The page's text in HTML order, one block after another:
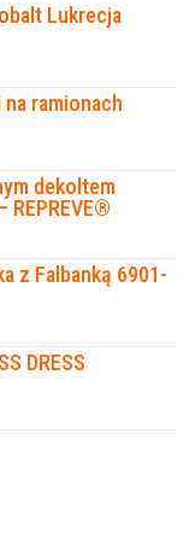
Lukrecja
ramionach
dekoltem
REPREVE®
z Falbanką 6901-
DRESS